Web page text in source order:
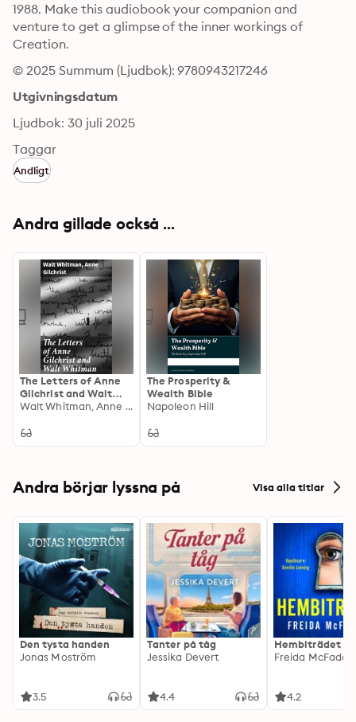
1988. Make this audiobook your companion and
venture to get a glimpse of the inner workings of
Creation.
© 2025 Summum (Ljudbok): 9780943217246
Utgivningsdatum
Ljudbok: 30 juli 2025
Taggar
Andligt
Andra gillade också ...
The Letters of Anne
Gilchrist and Walt
Whitman: Intimate
Love, Loss, and
Walt Whitman, Anne Gilchrist
The Prosperity &
Wealth Bible
Napoleon Hill
Andra börjar lyssna på Visa alla titlar
Den tysta handen
Jonas Moström
3.5
Tanter på tåg
Jessika Devert
4.4
Hembiträdet
Freida
4.2